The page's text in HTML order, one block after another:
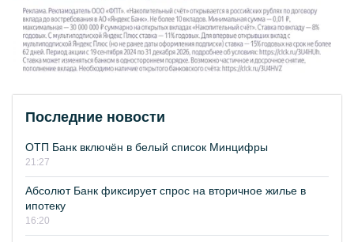
Последние новости
ОТП Банк включён в белый список Минцифры
21:27
Абсолют Банк фиксирует спрос на вторичное жилье в
ипотеку
16:20